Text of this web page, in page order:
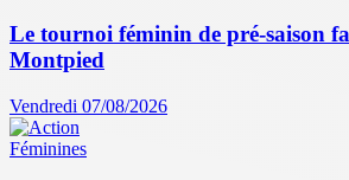
Le tournoi féminin de pré-saison
Montpied
Vendredi 07/08/2026
Féminines